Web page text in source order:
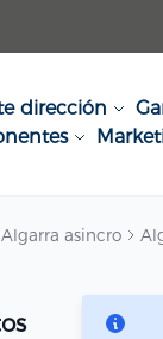
dirección
Algarra asincro